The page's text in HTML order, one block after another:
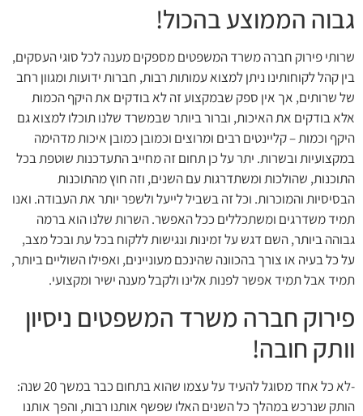
גבוה הממוצע בהכול!
שרותי פירוק חברה משרד המשפטים מספקים מענה לכל סוגי העסקים,
בין קהל לקוחותינו ניתן למצוא עמותות רבות, חברות ידועות ומגוון רחב
של שרותים, אך אין ספק שבמקצוע זה לא בודקים את היקף הכמות
אלא בודקים את האיכות, וברור ביותר שבמשרד שלנו תוכלו למצוא גם
היקף וכמות – קליינטים רבים ומרוצים וכמובן כמובן איכות מדהימה
במקצועיות ובשרות. יתר על כן תחום זה מחייב התעדכנות שוטפת בכל
התוכנות, שהולכות ומשתדרגות עם השנים, וזה חוץ מהתוכנות
הבסיסיות והמוכרות. וכל זה בשביל לייעל ולשפר יותר את העבודה. ואנו
תמיד משדרגים ומשתכללים ככל האפשר. השרות שלנו הוא ברמה
גבוהה ביותר, השם דגש על זמינות ונגישות ללקוח בכל עת ובכל מצב,
על כל בעיה או צורך בהכוונה שהינכם מעוניינים, ואפילו השוליים ביותר,
תמיד אבל תמיד אפשר לפנות אלינו ולקבל מענה ישיר ומקצועי.
פירוק חברה משרד המשפטים ניסיון
וותק חובה!
-לא כל אחד מסוגל להעיד על עצמו שהוא בתחום כבר במשך 20 שנה:
הותק שנרכש במהלך כל השנים האלו שפשף אותנו רבות, והפך אותנו